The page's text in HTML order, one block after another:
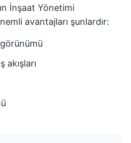
İnşaat Yönetimi
avantajları şunlardır:
akışları